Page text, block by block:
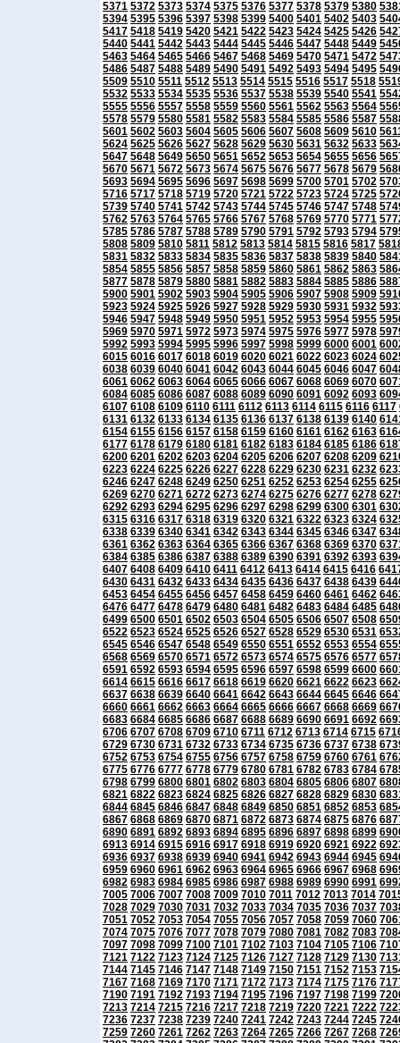
5371 5372 5373 5374 5375 5376 5377 5378 5379 5380
5394 5395 5396 5397 5398 5399 5400 5401 5402 5403
5417 5418 5419 5420 5421 5422 5423 5424 5425 5426
5440 5441 5442 5443 5444 5445 5446 5447 5448 5449
5463 5464 5465 5466 5467 5468 5469 5470 5471 5472
5486 5487 5488 5489 5490 5491 5492 5493 5494 5495
5509 5510 5511 5512 5513 5514 5515 5516 5517 5518
5532 5533 5534 5535 5536 5537 5538 5539 5540 5541
5555 5556 5557 5558 5559 5560 5561 5562 5563 5564
5578 5579 5580 5581 5582 5583 5584 5585 5586 5587
5601 5602 5603 5604 5605 5606 5607 5608 5609 5610
5624 5625 5626 5627 5628 5629 5630 5631 5632 5633
5647 5648 5649 5650 5651 5652 5653 5654 5655 5656
5670 5671 5672 5673 5674 5675 5676 5677 5678 5679
5693 5694 5695 5696 5697 5698 5699 5700 5701 5702
5716 5717 5718 5719 5720 5721 5722 5723 5724 5725
5739 5740 5741 5742 5743 5744 5745 5746 5747 5748
5762 5763 5764 5765 5766 5767 5768 5769 5770 5771
5785 5786 5787 5788 5789 5790 5791 5792 5793 5794
5808 5809 5810 5811 5812 5813 5814 5815 5816 5817
5831 5832 5833 5834 5835 5836 5837 5838 5839 5840
5854 5855 5856 5857 5858 5859 5860 5861 5862 5863
5877 5878 5879 5880 5881 5882 5883 5884 5885 5886
5900 5901 5902 5903 5904 5905 5906 5907 5908 5909
5923 5924 5925 5926 5927 5928 5929 5930 5931 5932
5946 5947 5948 5949 5950 5951 5952 5953 5954 5955
5969 5970 5971 5972 5973 5974 5975 5976 5977 5978
5992 5993 5994 5995 5996 5997 5998 5999 6000 6001
6015 6016 6017 6018 6019 6020 6021 6022 6023 6024
6038 6039 6040 6041 6042 6043 6044 6045 6046 6047
6061 6062 6063 6064 6065 6066 6067 6068 6069 6070
6084 6085 6086 6087 6088 6089 6090 6091 6092 6093
6107 6108 6109 6110 6111 6112 6113 6114 6115 6116 6117
6131 6132 6133 6134 6135 6136 6137 6138 6139 6140
6154 6155 6156 6157 6158 6159 6160 6161 6162 6163
6177 6178 6179 6180 6181 6182 6183 6184 6185 6186
6200 6201 6202 6203 6204 6205 6206 6207 6208 6209
6223 6224 6225 6226 6227 6228 6229 6230 6231 6232
6246 6247 6248 6249 6250 6251 6252 6253 6254 6255
6269 6270 6271 6272 6273 6274 6275 6276 6277 6278
6292 6293 6294 6295 6296 6297 6298 6299 6300 6301
6315 6316 6317 6318 6319 6320 6321 6322 6323 6324
6338 6339 6340 6341 6342 6343 6344 6345 6346 6347
6361 6362 6363 6364 6365 6366 6367 6368 6369 6370
6384 6385 6386 6387 6388 6389 6390 6391 6392 6393
6407 6408 6409 6410 6411 6412 6413 6414 6415 6416
6430 6431 6432 6433 6434 6435 6436 6437 6438 6439
6453 6454 6455 6456 6457 6458 6459 6460 6461 6462
6476 6477 6478 6479 6480 6481 6482 6483 6484 6485
6499 6500 6501 6502 6503 6504 6505 6506 6507 6508
6522 6523 6524 6525 6526 6527 6528 6529 6530 6531
6545 6546 6547 6548 6549 6550 6551 6552 6553 6554
6568 6569 6570 6571 6572 6573 6574 6575 6576 6577
6591 6592 6593 6594 6595 6596 6597 6598 6599 6600
6614 6615 6616 6617 6618 6619 6620 6621 6622 6623
6637 6638 6639 6640 6641 6642 6643 6644 6645 6646
6660 6661 6662 6663 6664 6665 6666 6667 6668 6669
6683 6684 6685 6686 6687 6688 6689 6690 6691 6692
6706 6707 6708 6709 6710 6711 6712 6713 6714 6715
6729 6730 6731 6732 6733 6734 6735 6736 6737 6738
6752 6753 6754 6755 6756 6757 6758 6759 6760 6761
6775 6776 6777 6778 6779 6780 6781 6782 6783 6784
6798 6799 6800 6801 6802 6803 6804 6805 6806 6807
6821 6822 6823 6824 6825 6826 6827 6828 6829 6830
6844 6845 6846 6847 6848 6849 6850 6851 6852 6853
6867 6868 6869 6870 6871 6872 6873 6874 6875 6876
6890 6891 6892 6893 6894 6895 6896 6897 6898 6899
6913 6914 6915 6916 6917 6918 6919 6920 6921 6922
6936 6937 6938 6939 6940 6941 6942 6943 6944 6945
6959 6960 6961 6962 6963 6964 6965 6966 6967 6968
6982 6983 6984 6985 6986 6987 6988 6989 6990 6991
7005 7006 7007 7008 7009 7010 7011 7012 7013 7014
7028 7029 7030 7031 7032 7033 7034 7035 7036 7037
7051 7052 7053 7054 7055 7056 7057 7058 7059 7060
7074 7075 7076 7077 7078 7079 7080 7081 7082 7083
7097 7098 7099 7100 7101 7102 7103 7104 7105 7106
7121 7122 7123 7124 7125 7126 7127 7128 7129 7130
7144 7145 7146 7147 7148 7149 7150 7151 7152 7153
7167 7168 7169 7170 7171 7172 7173 7174 7175 7176
7190 7191 7192 7193 7194 7195 7196 7197 7198 7199
7213 7214 7215 7216 7217 7218 7219 7220 7221 7222
7236 7237 7238 7239 7240 7241 7242 7243 7244 7245
7259 7260 7261 7262 7263 7264 7265 7266 7267 7268